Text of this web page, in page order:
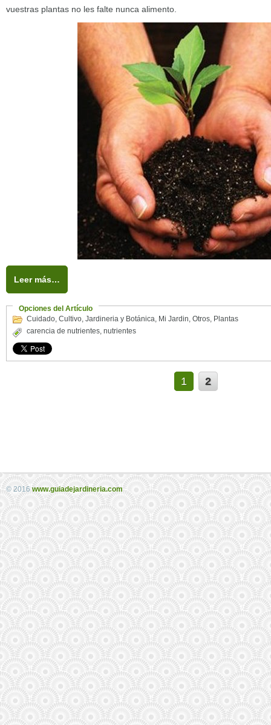
vuestras plantas no les falte nunca alimento.
Leer más…
Opciones del Artículo
Cuidado, Cultivo, Jardineria y Botánica, Mi Jardin, Otros, Plantas
carencia de nutrientes, nutrientes
1 2
© 2016 www.guiadejardineria.com